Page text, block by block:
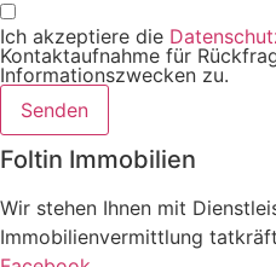
Ich akzeptiere die
Kontaktaufnahme für
Informationszwecken zu.
Senden
Foltin Immobilien
Wir stehen Ihnen mit
Immobilienvermittlung